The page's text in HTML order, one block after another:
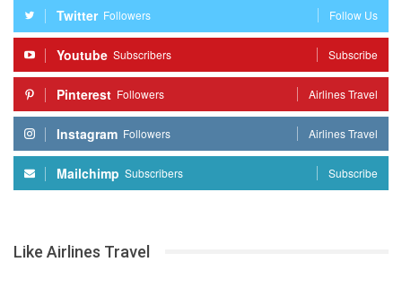
Twitter Followers Follow Us
Youtube Subscribers Subscribe
Pinterest Followers Airlines Travel
Instagram Followers Airlines Travel
Mailchimp Subscribers Subscribe
Like Airlines Travel